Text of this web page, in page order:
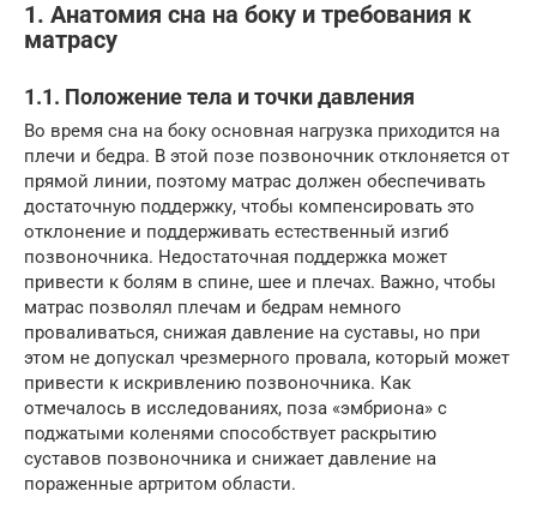
1. Анатомия сна на боку и требования к
матрасу
1.1. Положение тела и точки давления
Во время сна на боку основная нагрузка приходится на
плечи и бедра. В этой позе позвоночник отклоняется от
прямой линии, поэтому матрас должен обеспечивать
достаточную поддержку, чтобы компенсировать это
отклонение и поддерживать естественный изгиб
позвоночника. Недостаточная поддержка может
привести к болям в спине, шее и плечах. Важно, чтобы
матрас позволял плечам и бедрам немного
проваливаться, снижая давление на суставы, но при
этом не допускал чрезмерного провала, который может
привести к искривлению позвоночника. Как
отмечалось в исследованиях, поза «эмбриона» с
поджатыми коленями способствует раскрытию
суставов позвоночника и снижает давление на
пораженные артритом области.